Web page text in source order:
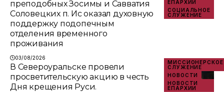
ЕПАРХИИ
СОЦИАЛЬНОЕ
СЛУЖЕНИЕ
преподобных Зосимы и Савватия
Соловецких п. Ис оказал духовную
поддержку подопечным
отделения временного
проживания
03/08/2026
МИССИОНЕРСКОЕ
СЛУЖЕНИЕ
НОВОСТИ
НОВОСТИ
ЕПАРХИИ
В Североуральске провели
просветительскую акцию в честь
Дня крещения Руси.